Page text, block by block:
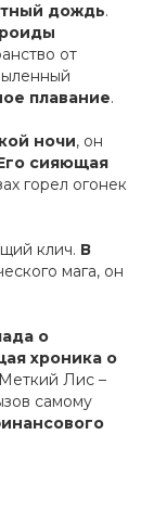
дождь.
от
плавание.
ночи, он
сияющая
горел огонек
клич. В
мага, он
о
хроника о
Меткий Лис –
самому